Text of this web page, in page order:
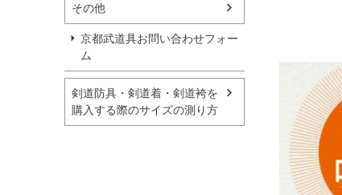
その他
京都武道具お問い合わせフォー
ム
剣道防具・剣道着・剣道袴を
購入する際のサイズの測り方